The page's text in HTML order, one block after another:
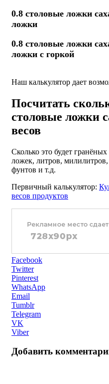
0.8 столовые ложки
ложки
0.8 столовые ложки
ложки с горкой
Наш калькулятор дает
Посчитать
столовые ложки
весов
Сколько это будет
ложек, литров,
фунтов и т.д.
Первичный калькулятор:
весов продуктов
Facebook
Twitter
Pinterest
WhatsApp
Email
Tumblr
Telegram
VK
Viber
Добавить